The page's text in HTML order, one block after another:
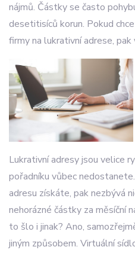
nájmů. Částky se často
desetitisíců korun. Pokud
firmy na lukrativní adrese,
Lukrativní adresy jsou velice
pořadníku vůbec
adresu získáte, pak nezbývá
nehorázné částky za měsíční
to šlo i jinak? Ano,
jiným způsobem. Virtuální